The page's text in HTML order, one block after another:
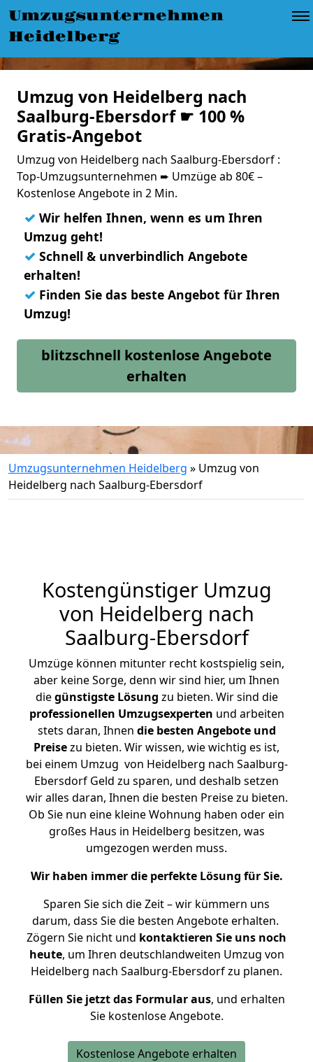
Umzugsunternehmen
Heidelberg
Umzug von Heidelberg nach
Saalburg-Ebersdorf ☛ 100 %
Gratis-Angebot
Umzug von Heidelberg nach Saalburg-Ebersdorf :
Top-Umzugsunternehmen ➨ Umzüge ab 80€ –
Kostenlose Angebote in 2 Min.
✓ Wir helfen Ihnen, wenn es um Ihren
Umzug geht!
✓ Schnell & unverbindlich Angebote
erhalten!
✓ Finden Sie das beste Angebot für Ihren
Umzug!
blitzschnell kostenlose Angebote
erhalten
Umzugsunternehmen Heidelberg » Umzug von
Heidelberg nach Saalburg-Ebersdorf
Kostengünstiger Umzug
von Heidelberg nach
Saalburg-Ebersdorf
Umzüge können mitunter recht kostspielig sein,
aber keine Sorge, denn wir sind hier, um Ihnen
diegünstigste Lösung zu bieten. Wir sind die
professionellen Umzugsexperten und arbeiten
stets daran, Ihnen die besten Angebote und
Preisezu bieten. Wir wissen, wie wichtig es ist,
bei einem Umzug von Heidelberg nach Saalburg-
Ebersdorf Geld zu sparen, und deshalb setzen
wir alles daran, Ihnen die besten Preise zu bieten.
Ob Sie nun eine kleine Wohnung haben oder ein
großes Haus in Heidelberg besitzen, was
umgezogen werden muss.
Wir haben immer die perfekte Lösung für Sie.
Sparen Sie sich die Zeit – wir kümmern uns
darum, dass Sie die besten Angebote erhalten.
Zögern Sie nicht und kontaktieren Sie uns noch
heute, um Ihren deutschlandweiten Umzug von
Heidelberg nach Saalburg-Ebersdorf zu planen.
Füllen Sie jetzt das Formular aus, und erhalten
Sie kostenlose Angebote.
Kostenlose Angebote erhalten